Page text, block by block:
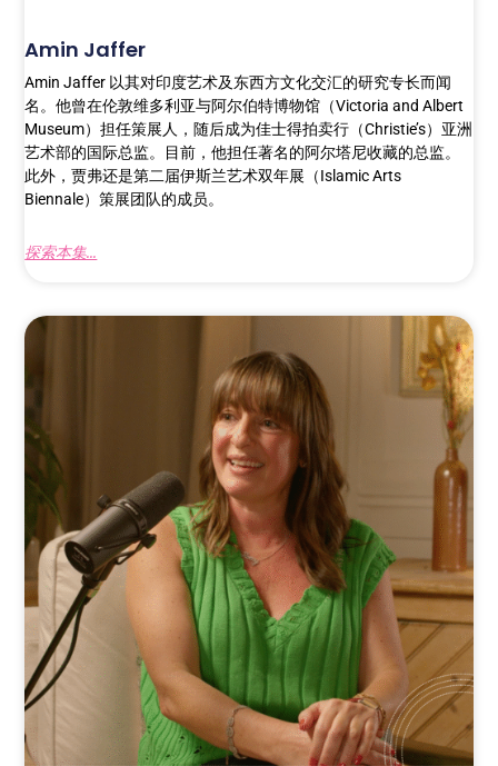
Amin Jaffer
Amin Jaffer 以其对印度艺术及东西方文化交汇的研究专长而闻
名。他曾在伦敦维多利亚与阿尔伯特博物馆（Victoria and Albert
Museum）担任策展人，随后成为佳士得拍卖行（Christie’s）亚洲
艺术部的国际总监。目前，他担任著名的阿尔塔尼收藏的总监。
此外，贾弗还是第二届伊斯兰艺术双年展（Islamic Arts
Biennale）策展团队的成员。
探索本集...